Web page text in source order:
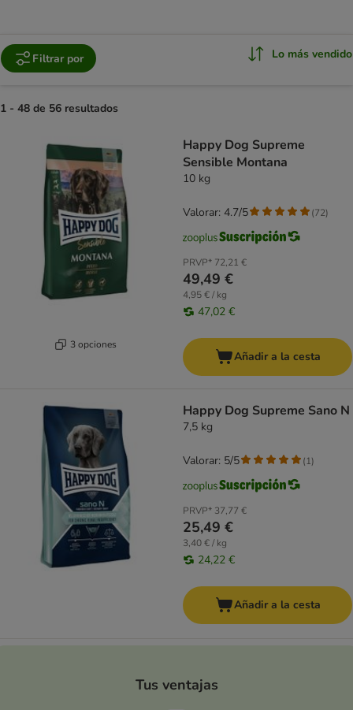
Filtrar por Lo más vendido
1 - 48 de 56 resultados
3 opciones
Happy Dog Supreme
Sensible Montana
10 kg
PRVP* 72,21 €
49,49 €
4,95 € / kg
47,02 €
Valorar: 4.7/5 (72)
Añadir a la cesta
Happy Dog Supreme Sano N
7,5 kg
PRVP* 37,77 €
25,49 €
3,40 € / kg
24,22 €
Valorar: 5/5 (1)
Añadir a la cesta
Tus ventajas